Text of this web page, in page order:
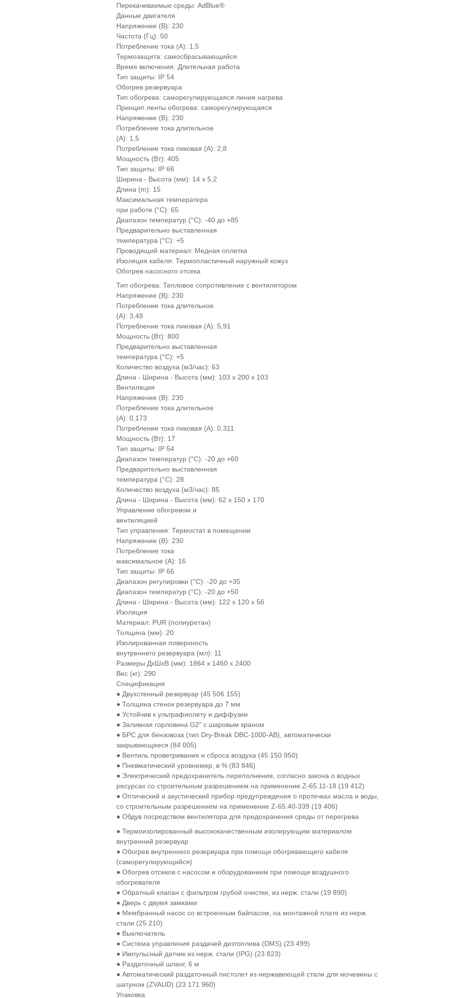
Перекачиваемые среды: AdBlue®
Данные двигателя
Напряжение (В): 230
Частота (Гц): 50
Потребление тока (А): 1,5
Термозащита: самосбрасывающийся
Время включения: Длительная работа
Тип защиты: IP 54
Обогрев резервуара
Тип обогрева: саморегулирующаяся линия нагрева
Принцип ленты обогрева: саморегулирующаяся
Напряжение (В): 230
Потребление тока длительное
(А): 1,5
Потребление тока пиковая (A): 2,8
Мощность (Вт): 405
Тип защиты: IP 66
Ширина - Высота (мм): 14 x 5,2
Длина (m): 15
Максимальная температера
при работе (°C): 65
Диапазон температур (°C): -40 до +85
Предварительно выставленная
температура (°C): +5
Проводящий материал: Медная оплетка
Изоляция кабеля: Термопластичный наружный кожух
Обогрев насосного отсека
Тип обогрева: Тепловое сопротивление с вентилятором
Напряжение (В): 230
Потребление тока длительное
(А): 3,48
Потребление тока пиковая (A): 5,91
Мощность (Вт): 800
Предварительно выставленная
температура (°C): +5
Количество воздуха (м3/час): 63
Длина - Ширина - Высота (мм): 103 x 200 x 103
Вентиляция
Напряжение (В): 230
Потребление тока длительное
(А): 0,173
Потребление тока пиковая (A): 0,311
Мощность (Вт): 17
Тип защиты: IP 54
Диапазон температур (°C): -20 до +60
Предварительно выставленная
температура (°C): 28
Количество воздуха (м3/час): 85
Длина - Ширина - Высота (мм): 62 x 150 x 170
Управление обогревом и
вентиляцией
Тип управления: Термостат в помещении
Напряжение (В): 230
Потребление тока
максимальное (А): 16
Тип защиты: IP 66
Диапазон регулировки (°C): -20 до +35
Диапазон температур (°C): -20 до +50
Длина - Ширина - Высота (мм): 122 x 120 x 56
Изоляция
Материал: PUR (полиуретан)
Толщина (мм): 20
Изолированная поверхность
внутреннего резервуара (мл): 11
Размеры ДхШхВ (мм): 1864 x 1460 x 2400
Вес (кг): 290
Спецификация
● Двухстенный резервуар (45 506 155)
● Толщина стенок резервуара до 7 мм
● Устойчив к ультрафиолету и диффузии
● Заливная горловина G2" с шаровым краном
● БРС для бензовоза (тип Dry-Break DBC-1000-AB), автоматически
закрывающееся (84 005)
● Вентиль проветривания и сброса воздуха (45 150 950)
● Пневматический уровнемер, в % (83 846)
● Электрический предохранитель переполнения, согласно закона о водных
ресурсах со строительным разрешением на применение Z-65.11-18 (19 412)
● Оптический и акустический прибор предупреждения о протечках масла и воды,
со строительным разрешением на применение Z-65.40-339 (19 406)
● Обдув посредством вентилятора для предохранения среды от перегрева
● Термоизолированный высококачественным изолирующим материалом
внутренний резервуар
● Обогрев внутреннего резервуара при помощи обогревающего кабеля
(саморегулирующийся)
● Обогрев отсеков с насосом и оборудованием при помощи воздушного
обогревателя
● Обратный клапан с фильтром грубой очистки, из нерж. стали (19 890)
● Дверь с двумя замками
● Мембранный насос со встроенным байпасом, на монтажной плате из нерж.
стали (25 210)
● Выключатель
● Система управления раздачей дизтоплива (DMS) (23 499)
● Импульсный датчик из нерж. стали (IPG) (23 823)
● Раздаточный шланг, 6 м
● Автоматический раздаточный пистолет из нержавеющей стали для мочевины с
шатуном (ZVAUD) (23 171 960)
Упаковка